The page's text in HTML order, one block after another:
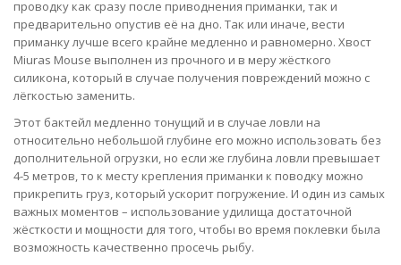
проводку как сразу после приводнения приманки, так и
предварительно опустив её на дно. Так или иначе, вести
приманку лучше всего крайне медленно и равномерно. Хвост
Miuras Mouse выполнен из прочного и в меру жёсткого
силикона, который в случае получения повреждений можно с
лёгкостью заменить.
Этот бактейл медленно тонущий и в случае ловли на
относительно небольшой глубине его можно использовать без
дополнительной огрузки, но если же глубина ловли превышает
4-5 метров, то к месту крепления приманки к поводку можно
прикрепить груз, который ускорит погружение. И один из самых
важных моментов – использование удилища достаточной
жёсткости и мощности для того, чтобы во время поклевки была
возможность качественно просечь рыбу.